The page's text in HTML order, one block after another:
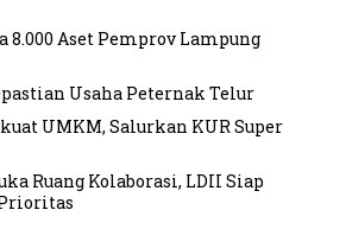
Aset Pemprov Lampung
Usaha Peternak Telur
UMKM, Salurkan KUR Super
Ruang Kolaborasi, LDII Siap